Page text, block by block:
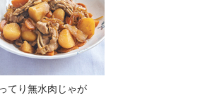
てり無水肉じゃが